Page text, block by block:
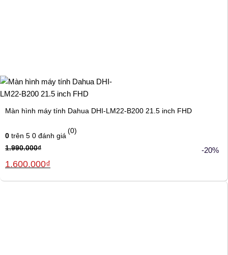
Màn hình máy tính Dahua DHI-LM22-B200 21.5 inch FHD
0 trên 5 0 đánh giá
(0)
1.990.000₫
Giá
là:
1.600.000₫
tại
-20%